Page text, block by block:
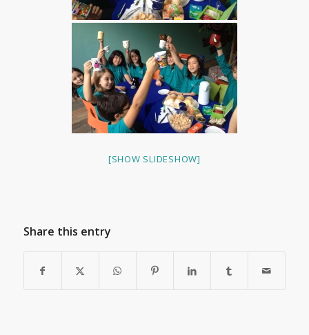
[SHOW SLIDESHOW]
Share this entry